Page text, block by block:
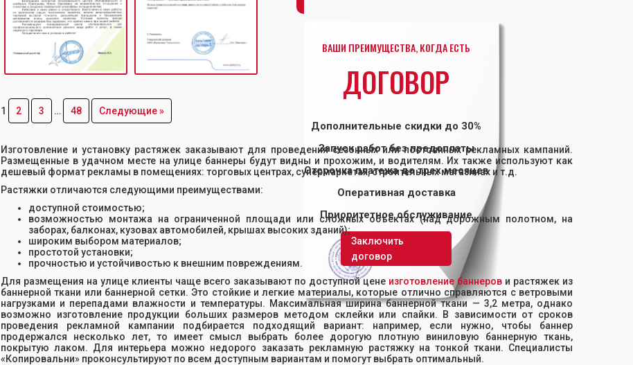
ВАШИ ПРЕИМУЩЕСТВА, КОГДА ЕСТЬ
ДОГОВОР
Дополнительные скидки до 30%
Запуск работ без предоплаты
Отсрочка платежа до трех месяцев
Оперативная доставка
Приоритетное обслуживание
Заключить
договор
1 2 3 … 48 Следующие »
Изготовление и установку растяжек заказывают для проведения сезонных или постоянных рекламных кампаний.
Размещенные в удачном месте на улице баннеры будут видны и прохожим, и водителям. Их также используют как
дешевый формат рекламы в помещениях: торговых центрах, супермаркетах, строительных магазинах и т.д.
Растяжки отличаются следующими преимуществами:
доступной стоимостью;
возможностью монтажа на ограниченной площади или сложных объектах (над дорожным полотном, на
заборах, балконах, кузовах автомобилей, крышах высоких зданий);
широким выбором материалов;
простотой установки;
прочностью и устойчивостью к внешним повреждениям.
Для размещения на улице клиенты чаще всего заказывают по доступной цене изготовление баннеров и растяжек из
баннерной ткани или баннерной сетки. Это стойкие и легкие материалы, которые отлично справляются с ветровыми
нагрузками и перепадами влажности и температуры. Максимальная ширина баннерной ткани — 3,2 метра, однако
возможно изготовление продукции больших размеров методом склейки или спайки. В зависимости от сроков
проведения рекламной кампании подбирается подходящий вариант: например, если нужно, чтобы баннер
продержался несколько лет, то имеет смысл выбрать более дорогую плотную виниловую баннерную ткань,
покрытую лаком. Для интерьера можно недорого заказать рекламную растяжку на тонкой ткани. Специалисты
«Копировальни» проконсультируют по всем доступным вариантам и помогут выбрать оптимальный.